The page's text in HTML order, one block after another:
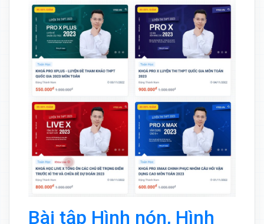
Bài tập Hình nón, Hình